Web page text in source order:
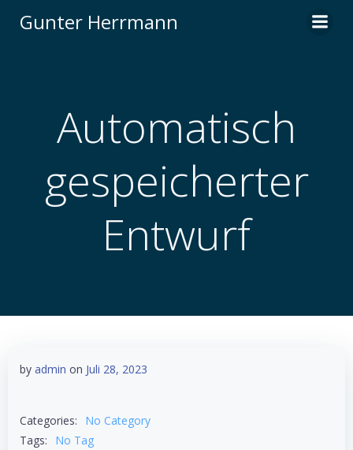
Inhalt
Gunter Herrmann
Automatisch
gespeicherter
Entwurf
by admin on Juli 28, 2023
Categories:
No Category
Tags:
No Tag